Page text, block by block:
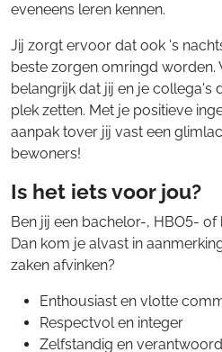
eveneens leren kennen.
Jij zorgt ervoor dat ook 's
beste zorgen omringd worden.
belangrijk dat jij en je collega's
plek zetten. Met je positieve
aanpak tover jij vast een
bewoners!
Is het iets voor jou?
Ben jij een bachelor-, HBO5-
Dan kom je alvast in
zaken afvinken?
Enthousiast en vlotte
Respectvol en integer
Zelfstandig en